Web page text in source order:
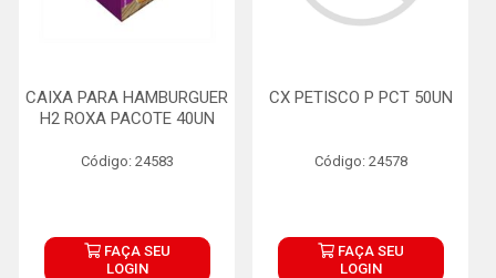
CAIXA PARA HAMBURGUER
H2 ROXA PACOTE 40UN
Código: 24583
FAÇA SEU
LOGIN
CX PETISCO P PCT 50UN
Código: 24578
FAÇA SEU
LOGIN